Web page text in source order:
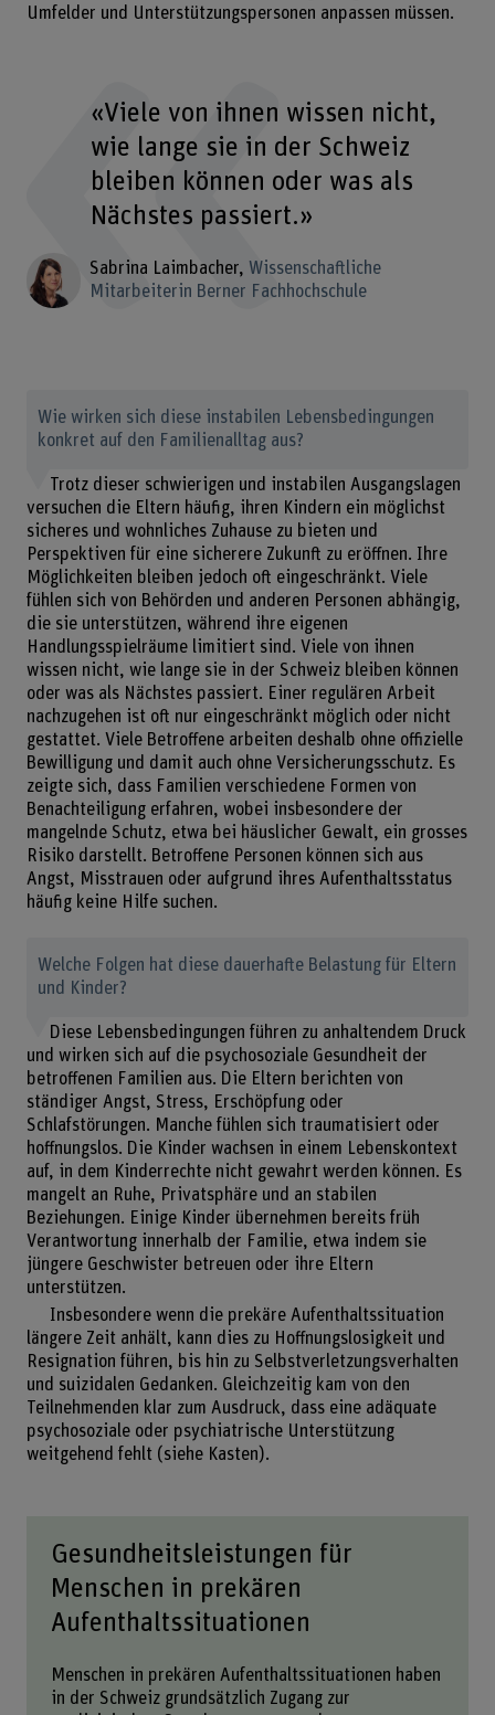
Umfelder und Unterstützungspersonen anpassen müssen.
«Viele von ihnen wissen nicht,
wie lange sie in der Schweiz
bleiben können oder was als
Nächstes passiert.»
Sabrina Laimbacher
Wissenschaftliche
Mitarbeiterin Berner Fachhochschule
Wie wirken sich diese instabilen Lebensbedingungen
konkret auf den Familienalltag aus?
Trotz dieser schwierigen und instabilen Ausgangslagen
versuchen die Eltern häufig, ihren Kindern ein möglichst
sicheres und wohnliches Zuhause zu bieten und
Perspektiven für eine sicherere Zukunft zu eröffnen. Ihre
Möglichkeiten bleiben jedoch oft eingeschränkt. Viele
fühlen sich von Behörden und anderen Personen abhängig,
die sie unterstützen, während ihre eigenen
Handlungsspielräume limitiert sind. Viele von ihnen
wissen nicht, wie lange sie in der Schweiz bleiben können
oder was als Nächstes passiert. Einer regulären Arbeit
nachzugehen ist oft nur eingeschränkt möglich oder nicht
gestattet. Viele Betroffene arbeiten deshalb ohne offizielle
Bewilligung und damit auch ohne Versicherungsschutz. Es
zeigte sich, dass Familien verschiedene Formen von
Benachteiligung erfahren, wobei insbesondere der
mangelnde Schutz, etwa bei häuslicher Gewalt, ein grosses
Risiko darstellt. Betroffene Personen können sich aus
Angst, Misstrauen oder aufgrund ihres Aufenthaltsstatus
häufig keine Hilfe suchen.
Welche Folgen hat diese dauerhafte Belastung für Eltern
und Kinder?
Diese Lebensbedingungen führen zu anhaltendem Druck
und wirken sich auf die psychosoziale Gesundheit der
betroffenen Familien aus. Die Eltern berichten von
ständiger Angst, Stress, Erschöpfung oder
Schlafstörungen. Manche fühlen sich traumatisiert oder
hoffnungslos. Die Kinder wachsen in einem Lebenskontext
auf, in dem Kinderrechte nicht gewahrt werden können. Es
mangelt an Ruhe, Privatsphäre und an stabilen
Beziehungen. Einige Kinder übernehmen bereits früh
Verantwortung innerhalb der Familie, etwa indem sie
jüngere Geschwister betreuen oder ihre Eltern
unterstützen.
Insbesondere wenn die prekäre Aufenthaltssituation
längere Zeit anhält, kann dies zu Hoffnungslosigkeit und
Resignation führen, bis hin zu Selbstverletzungsverhalten
und suizidalen Gedanken. Gleichzeitig kam von den
Teilnehmenden klar zum Ausdruck, dass eine adäquate
psychosoziale oder psychiatrische Unterstützung
weitgehend fehlt (siehe Kasten).
Gesundheitsleistungen für
Menschen in prekären
Aufenthaltssituationen
Menschen in prekären Aufenthaltssituationen haben
in der Schweiz grundsätzlich Zugang zur